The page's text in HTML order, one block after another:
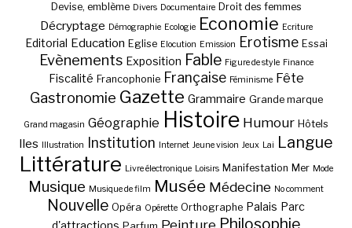
Devise, emblème Divers Documentaire Droit des femmes
Décryptage Démographie Ecologie Economie Ecriture
Editorial Education Eglise Elocution Emission Erotisme Essai
Evènements Exposition Fable Figure de style Finance
Fiscalité Francophonie Française Féminisme Fête
Gastronomie Gazette Grammaire Grande marque
Grand magasin Géographie Histoire Humour Hôtels
Iles Illustration Institution Internet Jeune vision Jeux Lai Langue
Littérature Livre électronique Loisirs Manifestation Mer Mode
Musique Musique de film Musée Médecine No comment
Nouvelle Opéra Opérette Orthographe Palais Parc